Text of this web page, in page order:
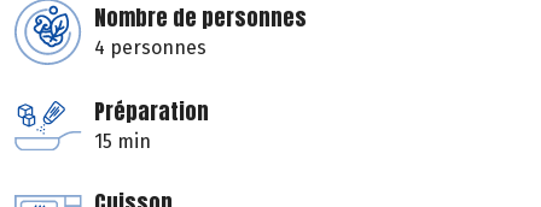
Nombre de personnes
4 personnes
Préparation
15 min